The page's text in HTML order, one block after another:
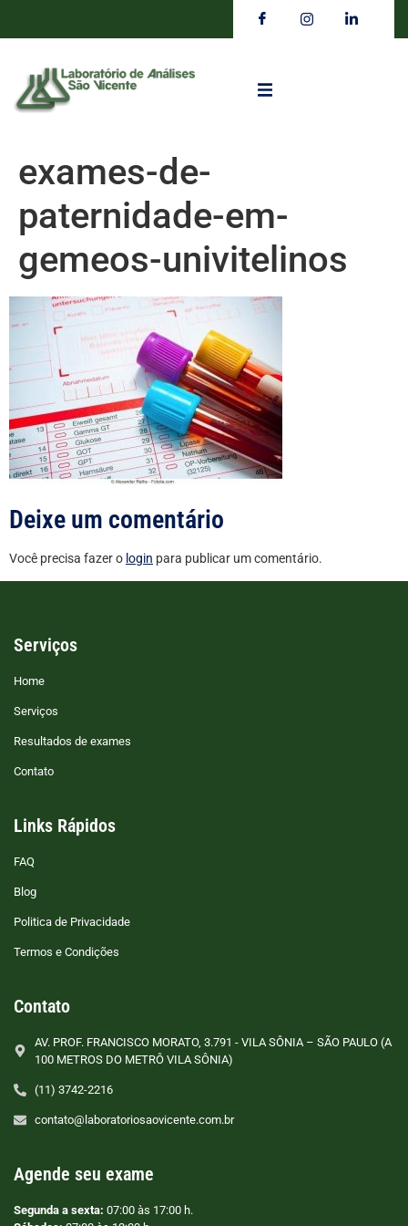
exames-de-
paternidade-em-
gemeos-univitelinos
Deixe um comentário
Você precisa fazer o login para publicar um comentário.
Serviços
Home
Serviços
Resultados de exames
Contato
Links Rápidos
FAQ
Blog
Politica de Privacidade
Termos e Condições
Contato
AV. PROF. FRANCISCO MORATO, 3.791 - VILA SÔNIA – SÃO PAULO (A
100 METROS DO METRÔ VILA SÔNIA)
(11) 3742-2216
contato@laboratoriosaovicente.com.br
Agende seu exame
Segunda a sexta: 07:00 às 17:00 h.